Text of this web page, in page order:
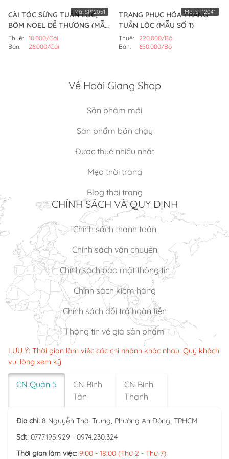
CÀI TÓC SỪNG TUẦN LỘC,
BỜM NOEL DỄ THƯƠNG (MẪU
SỐ 1)
Thuê:
10.000/Cái
Bán:
26.000/Cái
Mã: SP12051
TRANG PHỤC HÓA TRANG
TUẦN LỘC (MẪU SỐ 1)
Thuê:
220.000/Bộ
Bán:
650.000/Bộ
Mã:SP12041
Về Hoài Giang Shop
Sản phẩm mới
Sản phẩm bán chạy
Được thuê nhiều nhất
Mẹo thời trang
Blog thời trang
CHÍNH SÁCH VÀ QUY ĐỊNH
Chính sách thanh toán
Chính sách vận chuyển
Chính sách bảo mật thông tin
Chính sách kiểm hàng
Chính sách đổi trả hoàn tiền
Thông tin về giá sản phẩm
LƯU Ý: Thời gian làm việc các chi nhánh khác nhau. Quý khách
vui lòng xem kỹ
CN Quận 5
CN Bình
Tân
CN Bình
Thạnh
Địa chỉ: 8 Nguyễn Thời Trung, Phường An Đông, TPHCM
Sđt: 0777.195.929 - 0974.230.324
Thời gian làm việc: 9:00 - 18:00 (Thứ 2 - Thứ 7)